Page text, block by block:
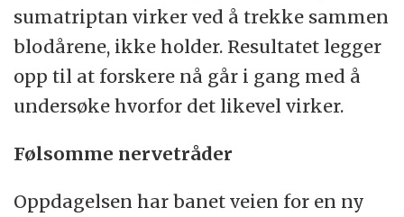
sumatriptan virker ved å trekke sammen
blodårene, ikke holder. Resultatet legger
opp til at forskere nå går i gang med å
undersøke hvorfor det likevel virker.
Følsomme nervetråder
Oppdagelsen har banet veien for en ny